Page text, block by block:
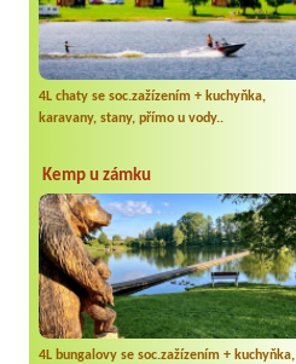
4L chaty se soc.zažízením + kuchyňka,
karavany, stany, přímo u vody..
Kemp u zámku
4L bungalovy se soc.zažízením + kuchyňka,